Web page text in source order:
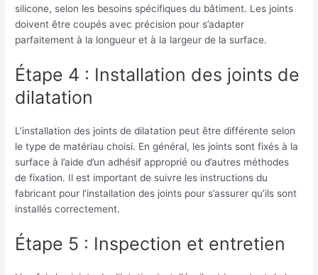
silicone, selon les besoins spécifiques du bâtiment. Les joints
doivent être coupés avec précision pour s’adapter
parfaitement à la longueur et à la largeur de la surface.
Étape 4 : Installation des joints de
dilatation
L’installation des joints de dilatation peut être différente selon
le type de matériau choisi. En général, les joints sont fixés à la
surface à l’aide d’un adhésif approprié ou d’autres méthodes
de fixation. Il est important de suivre les instructions du
fabricant pour l’installation des joints pour s’assurer qu’ils sont
installés correctement.
Étape 5 : Inspection et entretien